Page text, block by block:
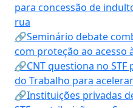
para concessão de
rua
🔗Seminário debate
com proteção ao acesso
🔗CNT questiona no
do Trabalho para
🔗Instituições privadas